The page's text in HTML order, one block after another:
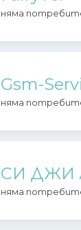
няма
Gsm-
няма
СИ ДЖИ
няма